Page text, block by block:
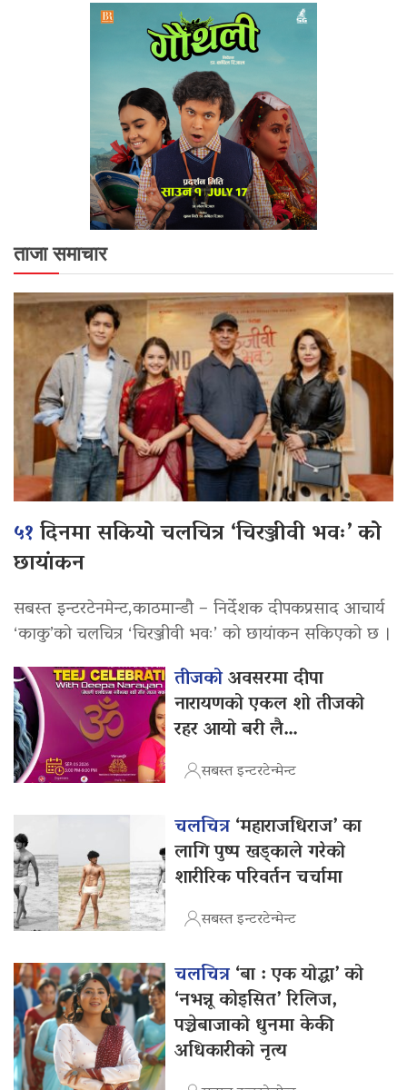
ताजा समाचार
५१दिनमा सकियो चलचित्र ‘चिरञ्जीवी भवः’ को
छायांकन
सबस्त इन्टरटेनमेन्ट,काठमान्डौ – निर्देशक दीपकप्रसाद आचार्य
‘काकु’को चलचित्र ‘चिरञ्जीवी भवः’ को छायांकन सकिएको छ ।
तीजकोअवसरमा दीपा
नारायणको एकल शो तीजको
रहर आयो बरी लै…
सबस्त इन्टरटेन्मेन्ट
चलचित्र‘महाराजधिराज’ का
लागि पुष्प खड्काले गरेको
शारीरिक परिवर्तन चर्चामा
सबस्त इन्टरटेन्मेन्ट
चलचित्र‘बा : एक योद्धा’ को
‘नभन्नू कोइसित’ रिलिज,
पञ्चेबाजाको धुनमा केकी
अधिकारीको नृत्य